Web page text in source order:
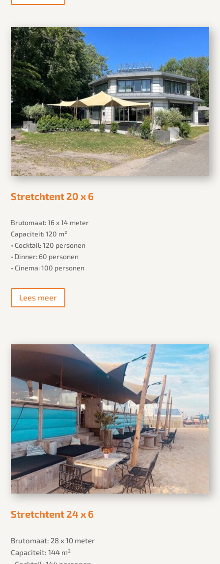
Stretchtent 20 x 6
Brutomaat: 16 x 14 meter
Capaciteit: 120 m²
• Cocktail: 120 personen
• Dinner: 60 personen
• Cinema: 100 personen
Lees meer
Stretchtent 24 x 6
Brutomaat: 28 x 10 meter
Capaciteit: 144 m²